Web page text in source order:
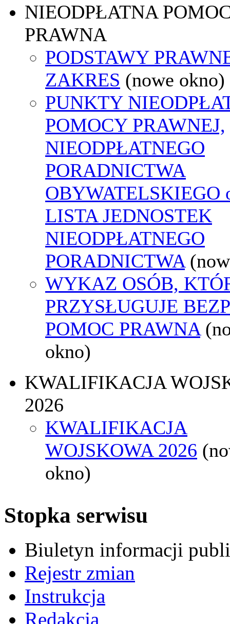
NIEODPŁATNA
PRAWNA
PODSTAWY
ZAKRES (nowe okno)
PUNKTY
POMOCY PRAWNEJ,
NIEODPŁATNEGO
PORADNICTWA
OBYWATELSKIEGO
LISTA JEDNOSTEK
NIEODPŁATNEGO
PORADNICTWA
WYKAZ OSÓB,
PRZYSŁUGUJE
POMOC PRAWNA
okno)
KWALIFIKACJA
2026
KWALIFIKACJA
WOJSKOWA 2026
okno)
Stopka serwisu
Biuletyn informacji
Rejestr zmian
Instrukcja
Redakcja